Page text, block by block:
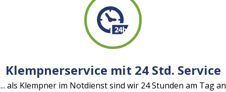
Klempnerservice mit 24 Std. Service
... als Klempner im Notdienst sind wir 24 Stunden am Tag an